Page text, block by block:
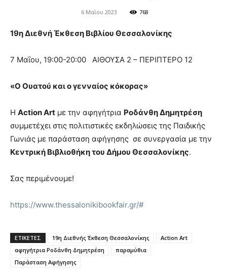
6 Μαΐου 2023 768
19η Διεθνή Έκθεση Βιβλίου Θεσσαλονίκης
7 Μαΐου, 19:00-20:00 ΑΙΘΟΥΣΑ 2 – ΠΕΡΙΠΤΕΡΟ 12
«Ο Ουατού και ο γενναίος κόκορας»
Η Action Art με την αφηγήτρια Ροδάνθη Δημητρέση
συμμετέχει στις πολιτιστικές εκδηλώσεις της Παιδικής
Γωνιάς με παράσταση αφήγησης σε συνεργασία με την
Κεντρική Βιβλιοθήκη του Δήμου Θεσσαλονίκης.
Σας περιμένουμε!
https://www.thessalonikibookfair.gr/#
ΕΤΙΚΕΤΕΣ 19η Διεθνής Έκθεση Θεσσαλονίκης
Action Art
αφηγήτρια Ροδάνθη Δημητρέση
παραμύθια
Παράσταση Αφήγησης